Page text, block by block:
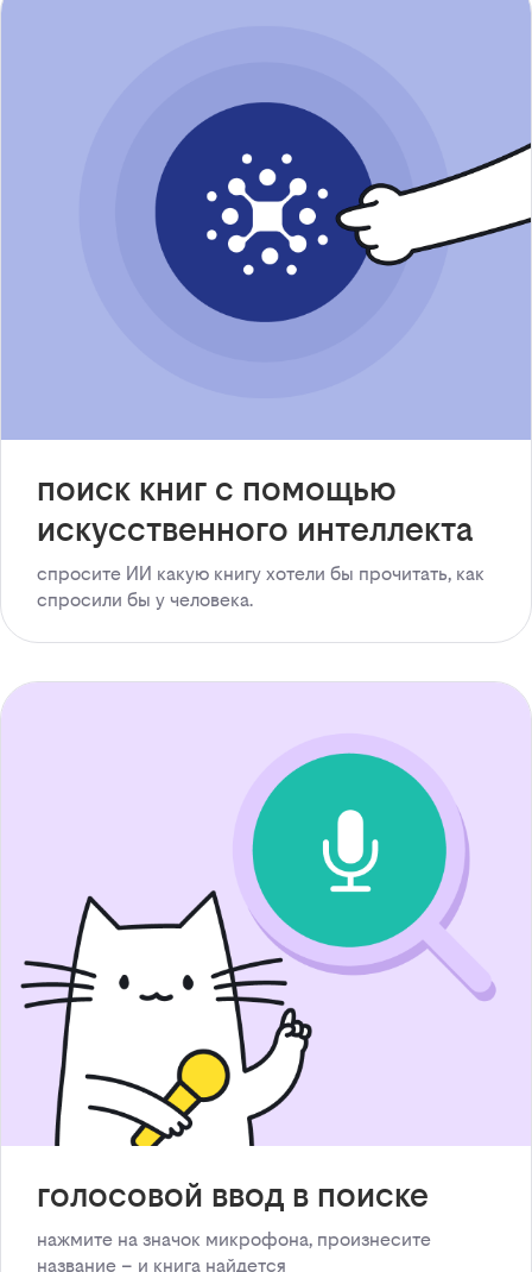
поиск книг с помощью
искусственного интеллекта
спросите ИИ какую книгу хотели бы прочитать, как
спросили бы у человека.
голосовой ввод в поиске
нажмите на значок микрофона, произнесите
название – и книга найдется